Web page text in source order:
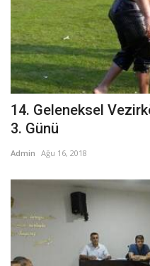
14. Geleneksel
3. Günü
Admin Ağu 16, 2018